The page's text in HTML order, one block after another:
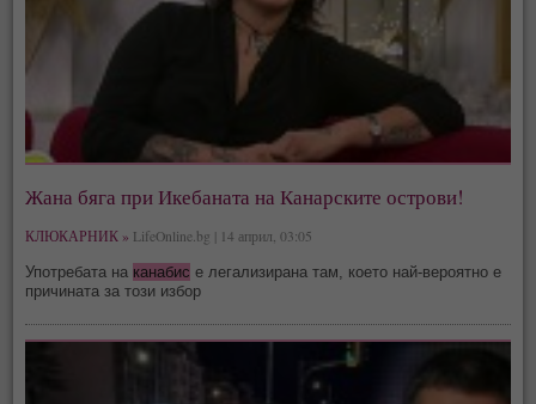
Жана бяга при Икебаната на Канарските острови!
КЛЮКАРНИК » LifeOnline.bg | 14 април, 03:05
Употребата на канабис е легализирана там, което най-вероятно е
причината за този избор